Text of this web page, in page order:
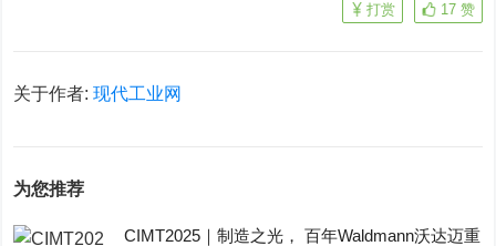
17 赞
打赏
关于作者:现代工业网
为您推荐
CIMT2025｜制造之光， 百年Waldmann沃达迈重